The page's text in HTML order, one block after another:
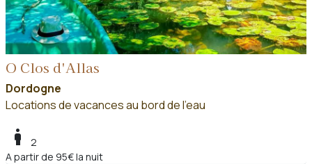
O Clos d'Allas
Dordogne
Locations de vacances au bord de l'eau
boy
2
A partir de 95€ la nuit